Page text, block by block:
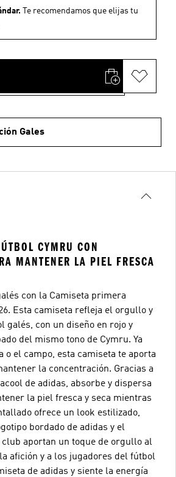
Te recomendamos que elijas tu
Gales
CYMRU CON
MANTENER LA PIEL FRESCA
con la Camiseta primera
Esta camiseta refleja el orgullo y
galés, con un diseño en rojo y
del mismo tono de Cymru. Ya
o el campo, esta camiseta te aporta
la concentración. Gracias a
de adidas, absorbe y dispersa
la piel fresca y seca mientras
ofrece un look estilizado,
bordado de adidas y el
club aportan un toque de orgullo al
afición y a los jugadores del fútbol
de adidas y siente la energía